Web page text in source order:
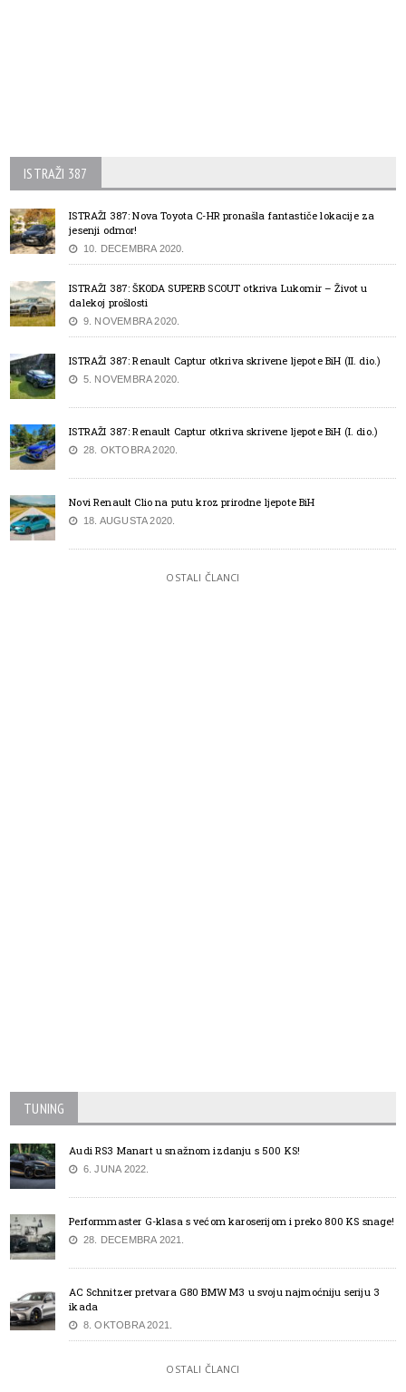
ISTRAŽI 387
ISTRAŽI 387: Nova Toyota C-HR pronašla fantastiče lokacije za
jesenji odmor!
10. DECEMBRA 2020.
ISTRAŽI 387: ŠKODA SUPERB SCOUT otkriva Lukomir – Život u
dalekoj prošlosti
9. NOVEMBRA 2020.
ISTRAŽI 387: Renault Captur otkriva skrivene ljepote BiH (II. dio.)
5. NOVEMBRA 2020.
ISTRAŽI 387: Renault Captur otkriva skrivene ljepote BiH (I. dio.)
28. OKTOBRA 2020.
Novi Renault Clio na putu kroz prirodne ljepote BiH
18. AUGUSTA 2020.
OSTALI ČLANCI
TUNING
Audi RS3 Manart u snažnom izdanju s 500 KS!
6. JUNA 2022.
Performmaster G-klasa s većom karoserijom i preko 800 KS snage!
28. DECEMBRA 2021.
AC Schnitzer pretvara G80 BMW M3 u svoju najmoćniju seriju 3
ikada
8. OKTOBRA 2021.
OSTALI ČLANCI